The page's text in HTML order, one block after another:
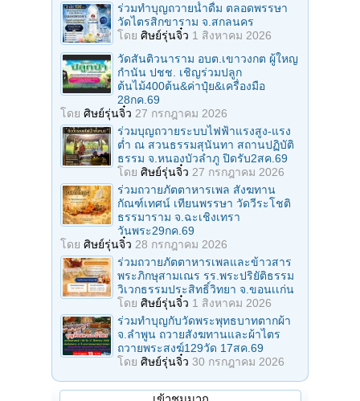
ร่วมทําบุญถวายน้ำดื่ม ตลอดพรรษา
วัดไตรสิกขาราม จ.สกลนคร
โดย ศิษย์รุ่นจิ๋ว 1 สิงหาคม 2026
วัดสันติวนาราม อบต.เขาวงกต ผู้ใหญ
กํานัน ปชช. เชิญร่วมปลูก
ต้นไม้400ต้น&ค่าปุ๋ย&เครื่องมือ
28กค.69
โดย ศิษย์รุ่นจิ๋ว 27 กรกฎาคม 2026
ร่วมบุญถวายระบบไฟฟ้าแรงสูง-แรง
ต่ำ ณ สวนธรรมสุนันทา สถานปฏิบัติ
ธรรม จ.หนองบัวลำภู ปิดรับ2สค.69
โดย ศิษย์รุ่นจิ๋ว 27 กรกฎาคม 2026
ร่วมถวายภัตตาหารเพล สังฆทาน
กัณฑ์เทศน์ เทียนพรรษา วัดวีระโชติ
ธรรมาราม จ.ฉะเชิงเทรา
วันพระ29กค.69
โดย ศิษย์รุ่นจิ๋ว 28 กรกฎาคม 2026
ร่วมถวายภัตตาหารเพลและข้าวสาร
พระภิกษุสามเณร รร.พระปริยัติธรรม
วิเวกธรรมประสิทธิ์วิทยา จ.ขอนเเก่น
โดย ศิษย์รุ่นจิ๋ว 1 สิงหาคม 2026
ร่วมทําบุญกับวัดพระพุทธบาทตากผ้า
จ.ลําพูน ถวายสังฆทานและผ้าไตร
ถวายพระสงฆ์129วัด 17สค.69
โดย ศิษย์รุ่นจิ๋ว 30 กรกฎาคม 2026